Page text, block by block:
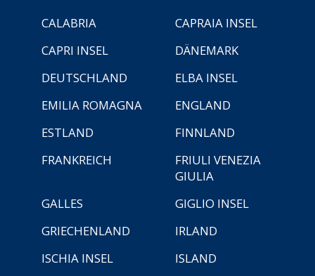
CALABRIA
CAPRAIA INSEL
CAPRI INSEL
DÄNEMARK
DEUTSCHLAND
ELBA INSEL
EMILIA ROMAGNA
ENGLAND
ESTLAND
FINNLAND
FRANKREICH
FRIULI VENEZIA
GIULIA
GALLES
GIGLIO INSEL
GRIECHENLAND
IRLAND
ISCHIA INSEL
ISLAND